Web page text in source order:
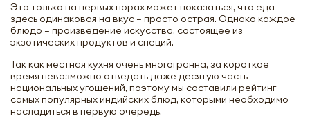
Это только на первых порах может показаться, что еда
здесь одинаковая на вкус – просто острая. Однако каждое
блюдо – произведение искусства, состоящее из
экзотических продуктов и специй.
Так как местная кухня очень многогранна, за короткое
время невозможно отведать даже десятую часть
национальных угощений, поэтому мы составили рейтинг
самых популярных индийских блюд, которыми необходимо
насладиться в первую очередь.